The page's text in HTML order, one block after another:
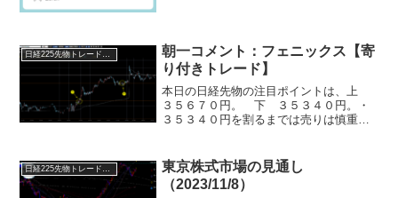
朝一コメント：フェニックス【寄
り付きトレード】
本日の日経先物の注目ポイントは、上
３５６７０円。 下 ３５３４０円。・
３５３４０円を割るまでは売りは慎重
３５７６０円方向へ！・３５３４０円を
割れば３４９９０円を試す展...
東京株式市場の見通し
（2023/11/8）